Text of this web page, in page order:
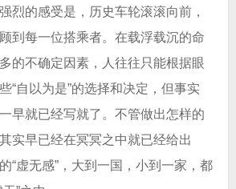
烈的感受是，历史车轮滚滚向前，
到每一位搭乘者。在载浮载沉的命
的不确定因素，人往往只能根据眼
“自以为是”的选择和决定，但事实
早就已经写就了。不管做出怎样的
实早已经在冥冥之中就已经给出
“虚无感”，大到一国，小到一家，都